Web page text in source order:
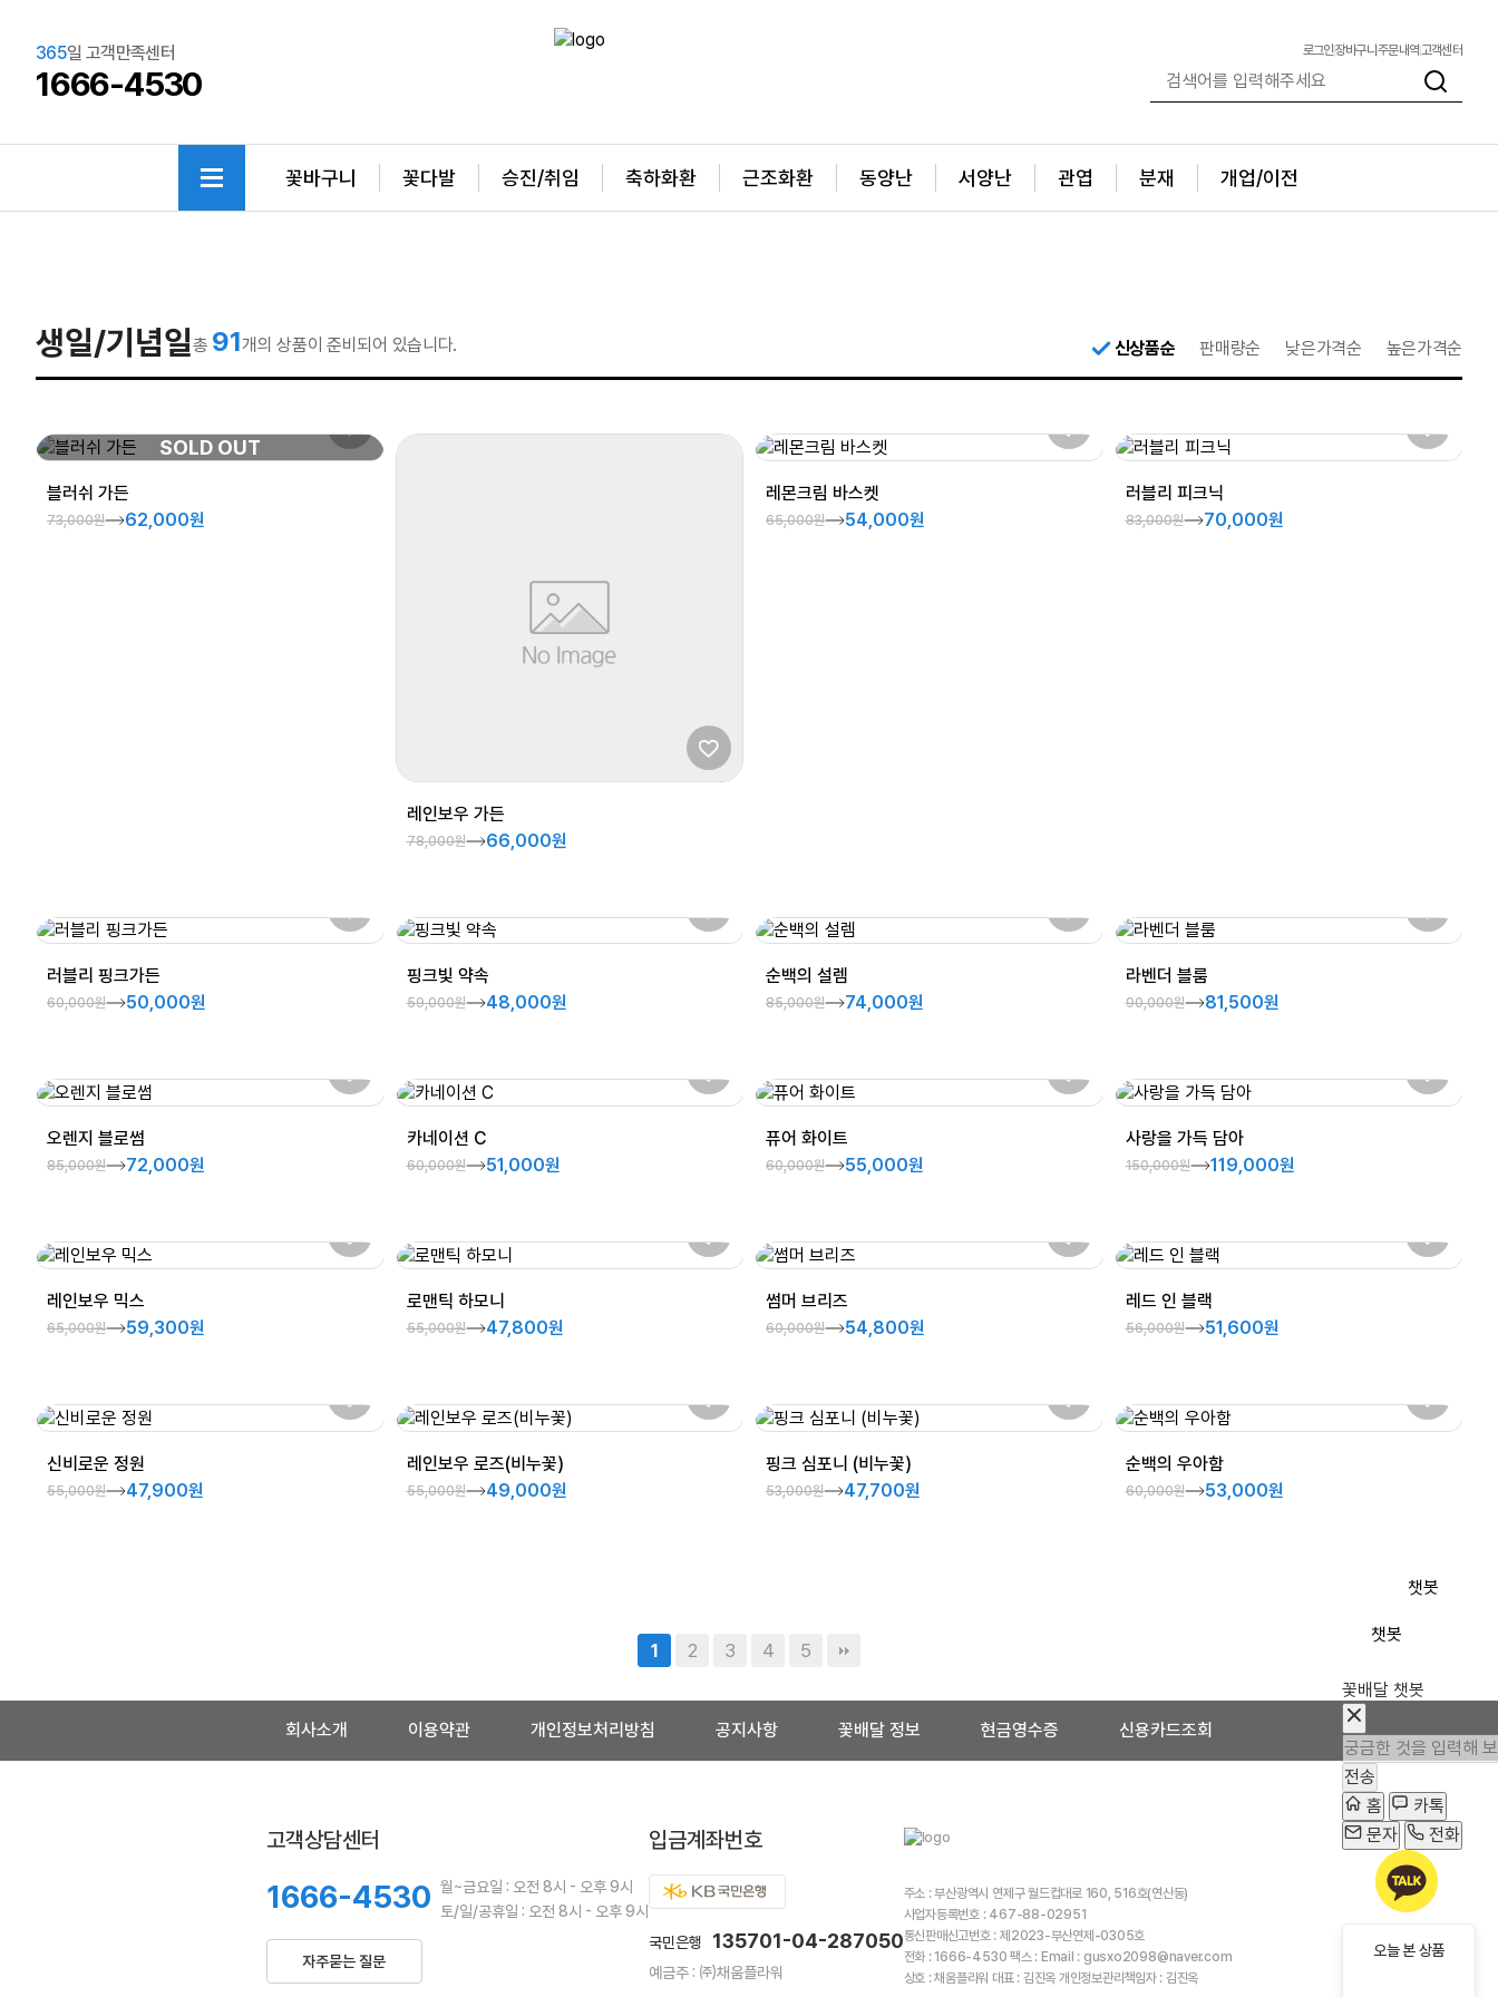
365일 고객만족센터
1666-4530
로그인장바구니 주문내역고객센터
꽃바구니 꽃다발 승진/취임 축하화환 근조화환 동양난 서양난 관엽 분재 개업/이전
생일/기념일총 91개의 상품이 준비되어 있습니다. 신상품순 판매량순 낮은가격순 높은가격순
SOLD OUT
블러쉬 가든
73,000원 62,000원
레인보우 가든
78,000원 66,000원
레몬크림 바스켓
65,000원 54,000원
러블리 피크닉
83,000원 70,000원
러블리 핑크가든
60,000원 50,000원
핑크빛 약속
59,000원 48,000원
순백의 설렘
85,000원 74,000원
라벤더 블룸
90,000원 81,500원
오렌지 블로썸
85,000원 72,000원
카네이션 C
60,000원 51,000원
퓨어 화이트
60,000원 55,000원
사랑을 가득 담아
150,000원 119,000원
레인보우 믹스
65,000원 59,300원
로맨틱 하모니
55,000원 47,800원
썸머 브리즈
60,000원 54,800원
레드 인 블랙
56,000원 51,600원
신비로운 정원
55,000원 47,900원
레인보우 로즈(비누꽃)
55,000원 49,000원
핑크 심포니 (비누꽃)
53,000원 47,700원
순백의 우아함
60,000원 53,000원
1 2 3 4 5
회사소개 이용약관 개인정보처리방침 공지사항 꽃배달 정보 현금영수증 신용카드조회
고객상담센터
1666-4530 월~금요일 : 오전 8시 - 오후 9시
토/일/공휴일 : 오전 8시 - 오후 9시
자주묻는 질문
입금계좌번호
국민은행 135701-04-287050
예금주 : ㈜채움플라워
주소 : 부산광역시 연제구 월드컵대로 160, 516호(연산동)
사업자등록번호 : 467-88-02951
통신판매신고번호 : 제2023-부산연제-0305호
전화 : 1666-4530 팩스 : Email : gusxo2098@naver.com
상호 : 채움플라워 대표 : 김진옥 개인정보관리책임자 : 김진옥
챗봇
챗봇
꽃배달 챗봇
전송
홈
카톡
문자
전화
오늘 본 상품